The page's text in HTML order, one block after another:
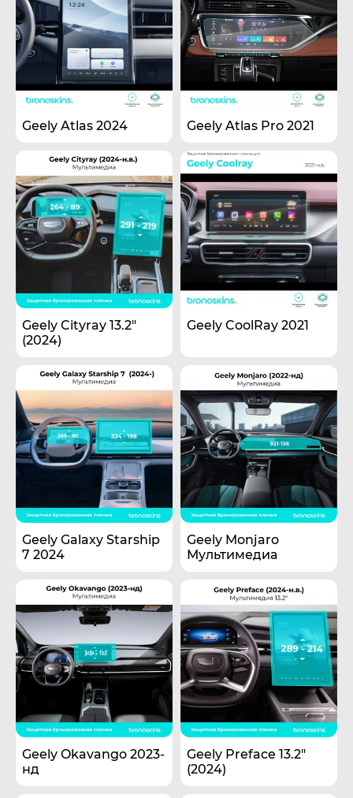
Geely Atlas 2024 Geely Atlas Pro 2021
Geely Cityray 13.2"
(2024)
Geely CoolRay 2021
Geely Galaxy Starship
7 2024
Geely Monjaro
Мультимедиа
Geely Okavango 2023-
нд
Geely Preface 13.2"
(2024)